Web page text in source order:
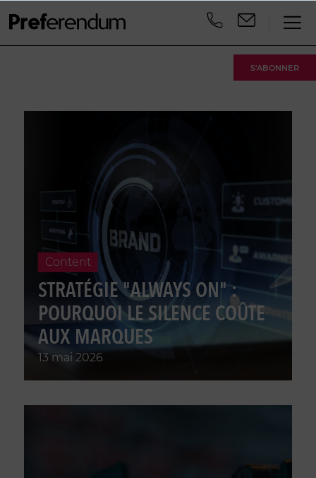
S'ABONNER
Content
STRATÉGIE "ALWAYS ON" :
POURQUOI LE SILENCE COÛTE
AUX MARQUES
13 mai 2026